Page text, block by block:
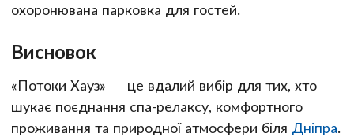
охоронювана парковка для гостей.
Висновок
«Потоки Хауз» — це вдалий вибір для тих, хто
шукає поєднання спа-релаксу, комфортного
проживання та природної атмосфери біля Дніпра.